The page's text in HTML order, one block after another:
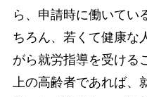
ら、申請時に働いてい
ちろん、若くて健康な
がら就労指導を受ける
上の高齢者であれば、